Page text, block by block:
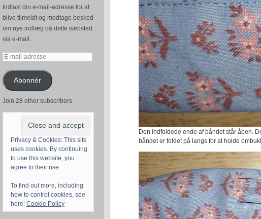
Indtast din e-mail-adresse for at
blive tilmeldt og modtage besked
om nye indlæg på dette websted
via e-mail.
E-
adresseAbonnér
Join 28 other subscribers
Privacy & Cookies: This site
uses cookies. By continuing
to use this website, you
agree to their use.
To find out more, including
how to control cookies, see
here: Cookie Policy
Den indfoldede ende af båndet står åben.
båndet er foldet på langs for at holde